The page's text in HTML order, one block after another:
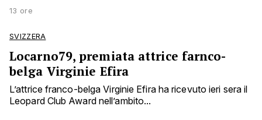
13 ore
SVIZZERA
Locarno79, premiata attrice farnco-
belga Virginie Efira
L’attrice franco-belga Virginie Efira ha ricevuto ieri sera il
Leopard Club Award nell’ambito...